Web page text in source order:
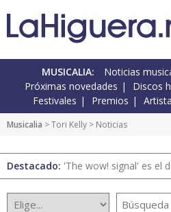
MUSICALIA: Noticias
Próximas novedades
Discos
Festivales
Premios
Musicalia >Tori Kelly > Noticias
Destacado: 'The wow! signal' es el